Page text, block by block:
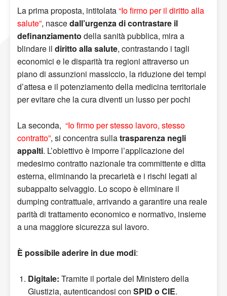
La prima proposta, intitolata“Io firmo per il diritto alla
salute”, nascedall’urgenza di contrastare il
definanziamento della sanità pubblica, mira a
blindare il diritto alla salute, contrastando i tagli
economici e le disparità tra regioni attraverso un
piano di assunzioni massiccio, la riduzione dei tempi
d’attesa e il potenziamento della medicina territoriale
per evitare che la cura diventi un lusso per pochi
La seconda, “Io firmo per stesso lavoro, stesso
contratto”, si concentra sullatrasparenza negli
appalti. L’obiettivo è imporre l’applicazione del
medesimo contratto nazionale tra committente e ditta
esterna, eliminando la precarietà e i rischi legati al
subappalto selvaggio. Lo scopo è eliminare il
dumping contrattuale, arrivando a garantire una reale
parità di trattamento economico e normativo, insieme
a una maggiore sicurezza sul lavoro.
È possibile aderire in due modi:
Digitale: Tramite il portale del Ministero della
Giustizia, autenticandosi con SPID o CIE.